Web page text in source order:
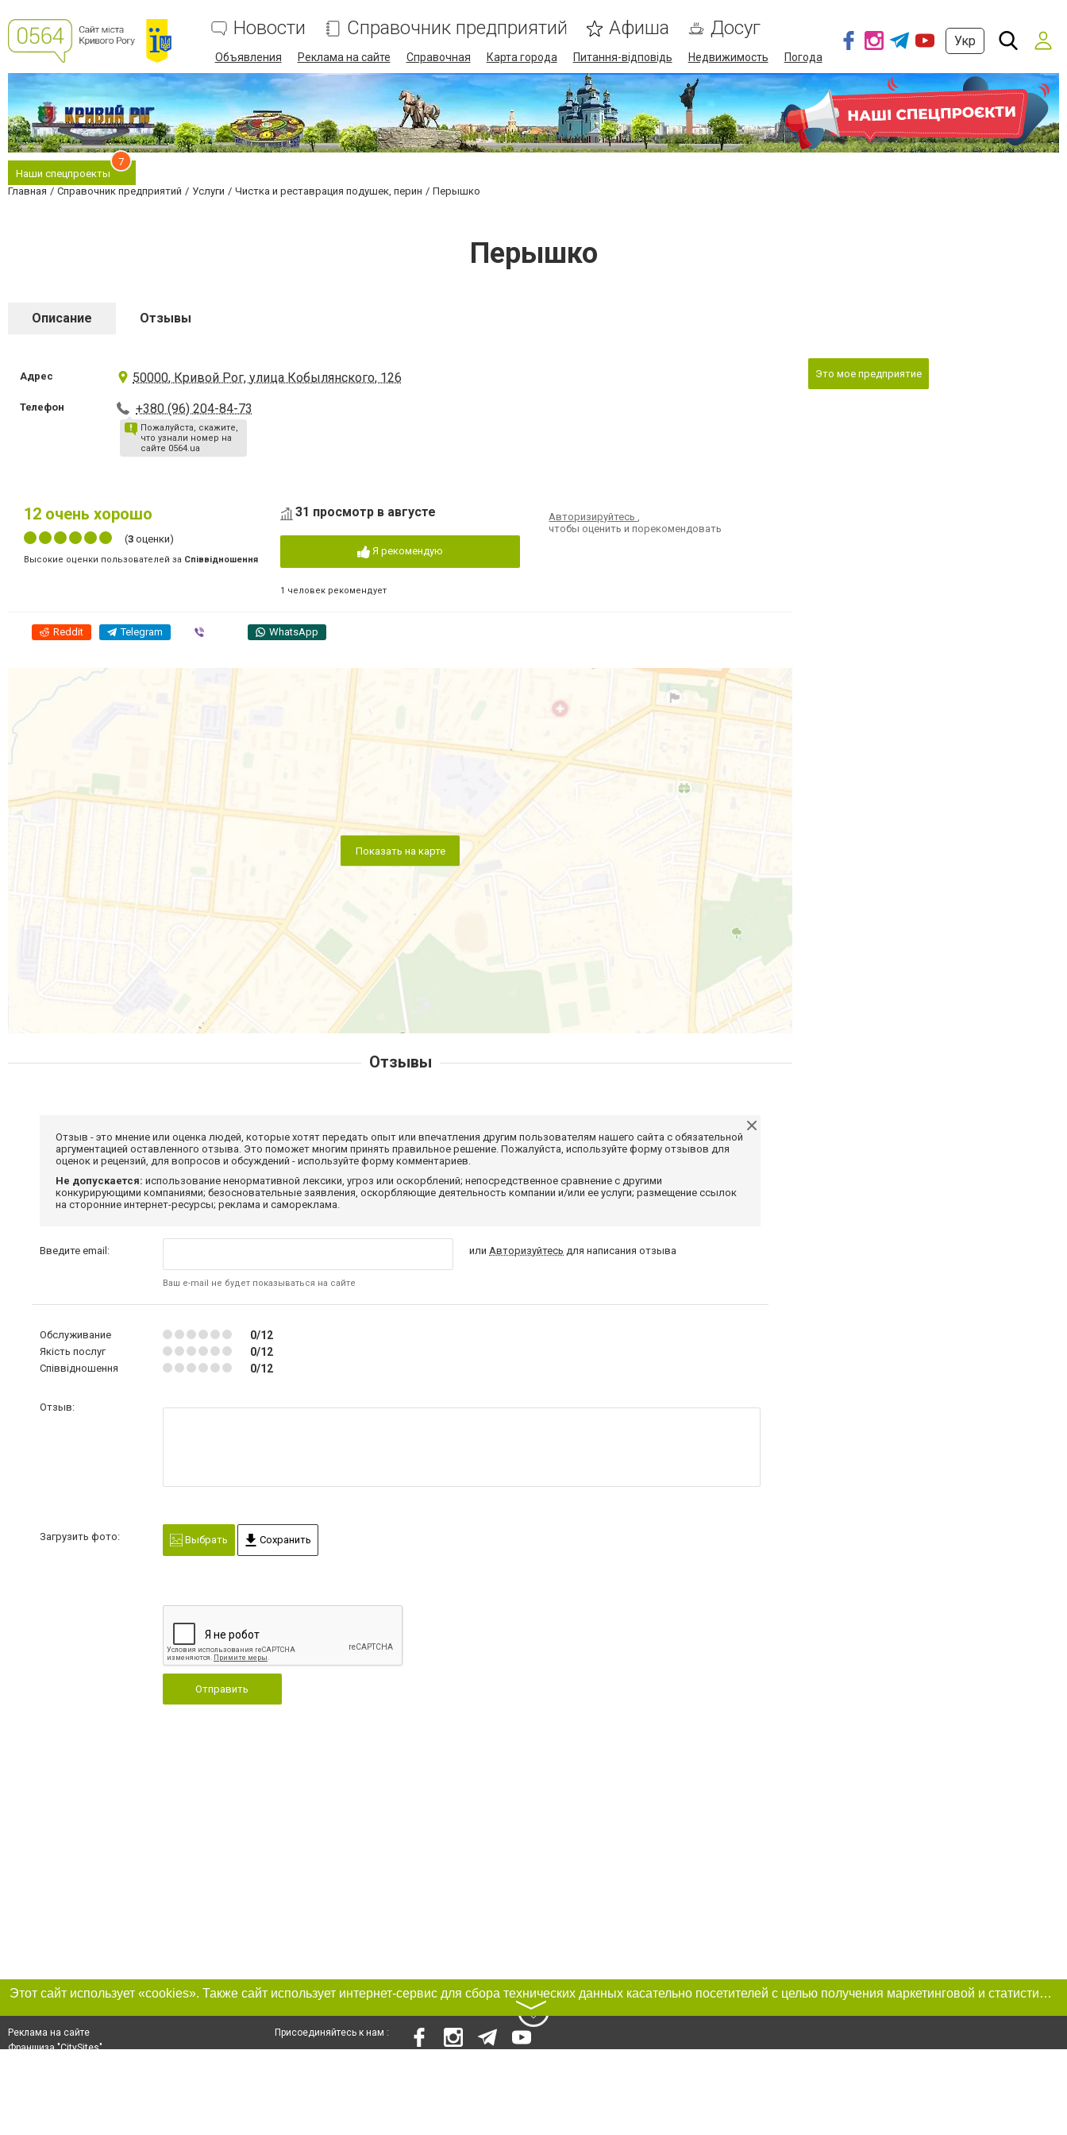
Новости Справочник предприятий Афиша Досуг
Объявления Реклама на сайте Справочная Карта города Питання-відповідь Недвижимость Погода
Укр
Наши спецпроекты
7
Главная Справочник предприятий Услуги Чистка и реставрация подушек, перин Перышко
Перышко
Описание Отзывы
Адрес 50000, Кривой Рог, улица Кобылянского, 126
Телефон +380 (96) 204-84-73
Пожалуйста, скажите,
что узнали номер на
сайте 0564.ua
12 очень хорошо
(3 оценки)
Высокие оценки пользователей за Співвідношення
31 просмотр в августе
Я рекомендую
1 человек рекомендует
Авторизируйтесь,
чтобы оценить и порекомендовать
Reddit Telegram WhatsApp
Показать на карте
Это мое предприятие
Отзывы
Отзыв - это мнение или оценка людей, которые хотят передать опыт или впечатления другим пользователям нашего сайта с обязательной
аргументацией оставленного отзыва. Это поможет многим принять правильное решение. Пожалуйста, используйте форму отзывов для
оценок и рецензий, для вопросов и обсуждений - используйте форму комментариев.
Не допускается: использование ненормативной лексики, угроз или оскорблений; непосредственное сравнение с другими
конкурирующими компаниями; безосновательные заявления, оскорбляющие деятельность компании и/или ее услуги; размещение ссылок
на сторонние интернет-ресурсы; реклама и самореклама.
Введите email:
Ваш e-mail не будет показываться на сайте
или Авторизуйтесь для написания отзыва
Обслуживание 0/12
Якість послуг 0/12
Співвідношення 0/12
Отзыв:
Загрузить фото: Выбрать Сохранить
Отправить
Этот сайт использует «cookies». Также сайт использует интернет-сервис для сбора технических данных касательно посетителей с целью получения маркетинговой и статистической информации. Условия обработки данных посетителей сайта см.
〉
Реклама на сайте
Франшиза "CitySites"
Присоединяйтесь к нам :